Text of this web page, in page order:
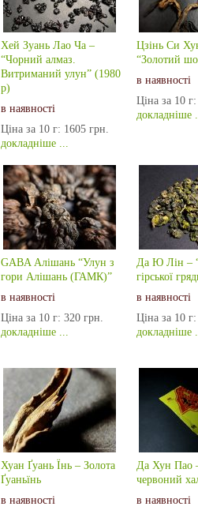
Хей Зуань Лао Ча –
“Чорний алмаз.
Витриманий улун” (1980
р)
в наявності
Ціна за 10 г: 1605 грн.
докладніше ...
Цзінь Си
“Золотий
в наявності
Ціна за 10 г:
докладніше
GABA Алішань “Улун з
гори Алішань (ГАМК)”
в наявності
Ціна за 10 г: 320 грн.
докладніше ...
Да Ю Лін –
гірської
в наявності
Ціна за 10 г:
докладніше
Хуан Ґуань Їнь – Золота
Ґуаньїнь
в наявності
Да Хун Пао
червоний
в наявності